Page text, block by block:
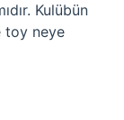
Kulübün
toy neye